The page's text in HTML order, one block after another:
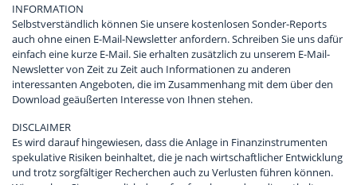
INFORMATION
Selbstverständlich können Sie unsere kostenlosen Sonder-Reports
auch ohne einen E-Mail-Newsletter anfordern. Schreiben Sie uns dafür
einfach eine kurze E-Mail. Sie erhalten zusätzlich zu unserem E-Mail-
Newsletter von Zeit zu Zeit auch Informationen zu anderen
interessanten Angeboten, die im Zusammenhang mit dem über den
Download geäußerten Interesse von Ihnen stehen.
DISCLAIMER
Es wird darauf hingewiesen, dass die Anlage in Finanzinstrumenten
spekulative Risiken beinhaltet, die je nach wirtschaftlicher Entwicklung
und trotz sorgfältiger Recherchen auch zu Verlusten führen können.